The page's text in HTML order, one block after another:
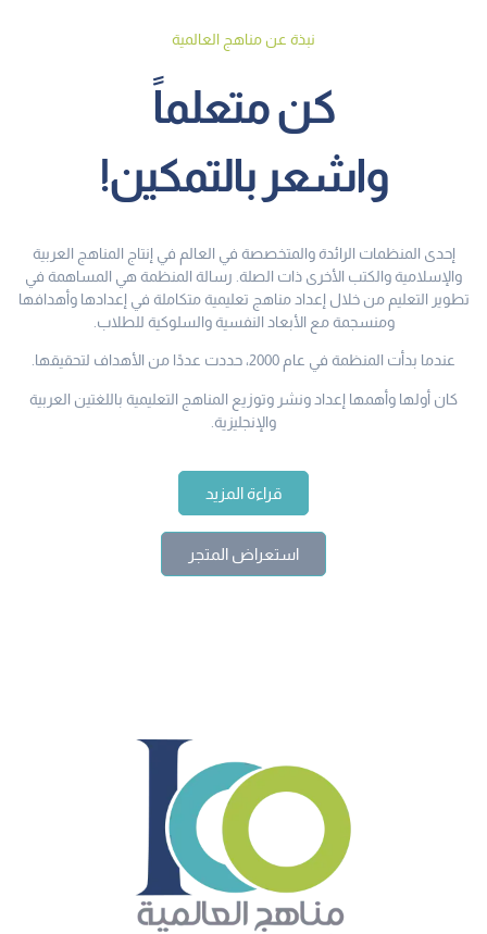
نبذة عن مناهج العالمية
كن متعلماً
واشعر بالتمكين!
إحدى المنظمات الرائدة والمتخصصة في العالم في إنتاج المناهج العربية
والإسلامية والكتب الأخرى ذات الصلة. رسالة المنظمة هي المساهمة في
تطوير التعليم من خلال إعداد مناهج تعليمية متكاملة في إعدادها وأهدافها
ومنسجمة مع الأبعاد النفسية والسلوكية للطلاب.
عندما بدأت المنظمة في عام 2000، حددت عددًا من الأهداف لتحقيقها.
كان أولها وأهمها إعداد ونشر وتوزيع المناهج التعليمية باللغتين العربية
والإنجليزية.
قراءة المزيد
استعراض المتجر